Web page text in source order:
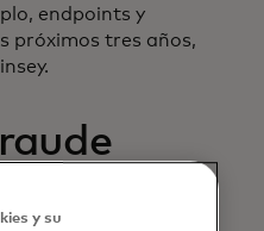
endpoints y
próximos tres años,
y su